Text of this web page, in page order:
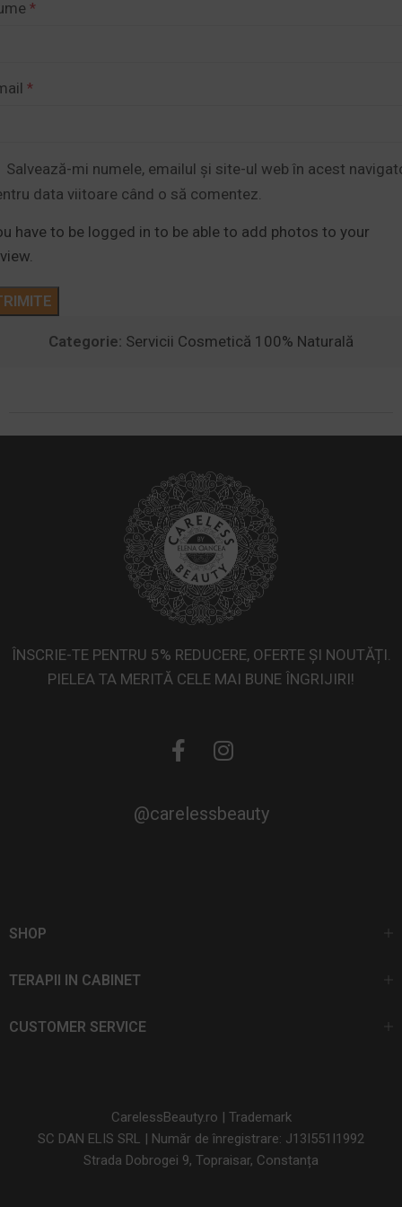
*
*
Salvează-mi numele, emailul și site-ul web în acest
data viitoare când o să comentez.
have to be logged in to be able to add photos to your
Categorie: Servicii Cosmetică 100% Naturală
ÎNSCRIE-TE PENTRU 5% REDUCERE, OFERTE ȘI NOUTĂȚI.
PIELEA TA MERITĂ CELE MAI BUNE ÎNGRIJIRI!
@carelessbeauty
SHOP
TERAPII IN CABINET
CUSTOMER SERVICE
CarelessBeauty.ro | Trademark
SC DAN ELIS SRL | Număr de înregistrare: J13I551I1992
Strada Dobrogei 9, Topraisar, Constanța